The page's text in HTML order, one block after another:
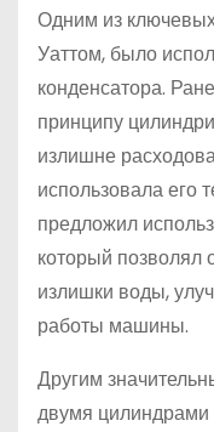
Одним из
Уаттом, было
конденсатора.
принципу
излишне
использовала его
предложил
который позволял
излишки воды,
работы машины.
Другим
двумя цилиндрами